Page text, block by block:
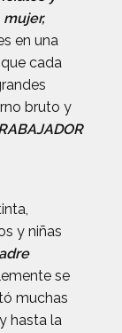
mujer,
en una
cada
bruto y
y niñas
se
muchas
y hasta la